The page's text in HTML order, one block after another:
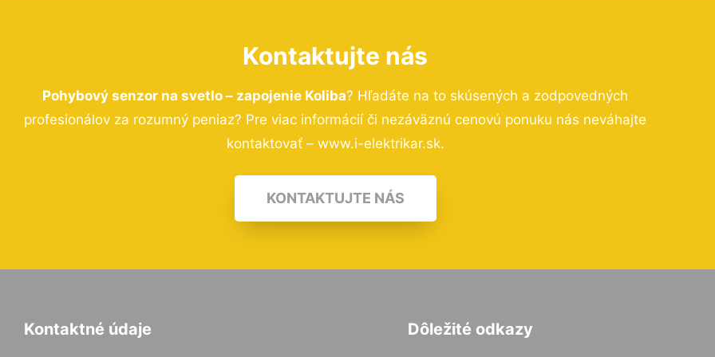
Kontaktujte nás
Pohybový senzor na svetlo – zapojenie Koliba? Hľadáte na to skúsených a zodpovedných
profesionálov za rozumný peniaz? Pre viac informácií či nezáväznú cenovú ponuku nás neváhajte
kontaktovať – www.i-elektrikar.sk.
KONTAKTUJTE NÁS
Kontaktné údaje Dôležité odkazy